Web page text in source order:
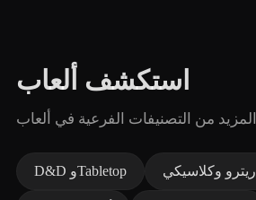
استكشف ألعاب
D&D وTabletop ريترو وكلاسيكي